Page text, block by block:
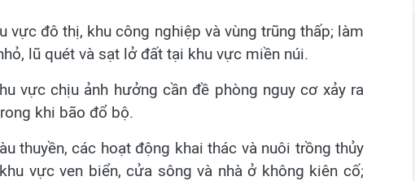
vực đô thị, khu công nghiệp và vùng trũng thấp; làm
lũ quét và sạt lở đất tại khu vực miền núi.
vực chịu ảnh hưởng cần đề phòng nguy cơ xảy ra
khi bão đổ bộ.
thuyền, các hoạt động khai thác và nuôi trồng thủy
vực ven biển, cửa sông và nhà ở không kiên cố;